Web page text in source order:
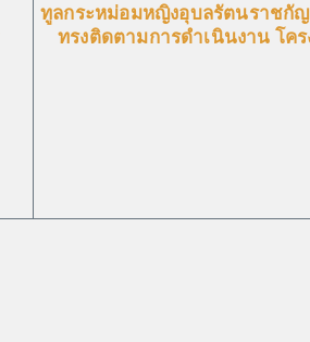
ทูลกระหม่อมหญิงอุบลรัตนราชกั
ทรงติดตามการดำเนินงาน โคร